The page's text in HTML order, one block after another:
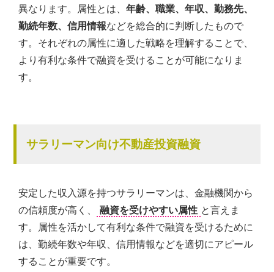
異なります。属性とは、年齢、職業、年収、勤務先、
勤続年数、信用情報などを総合的に判断したもので
す。それぞれの属性に適した戦略を理解することで、
より有利な条件で融資を受けることが可能になりま
す。
サラリーマン向け不動産投資融資
安定した収入源を持つサラリーマンは、金融機関から
の信頼度が高く、
融資を受けやすい属性 と言えま
す。属性を活かして有利な条件で融資を受けるために
は、勤続年数や年収、信用情報などを適切にアピール
することが重要です。